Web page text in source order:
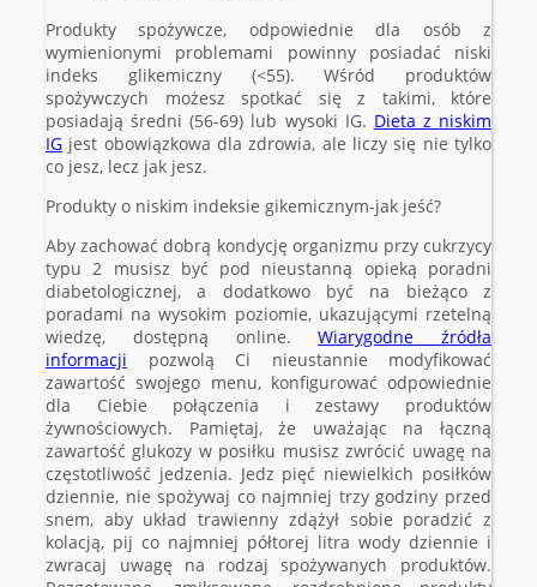
Produkty spożywcze, odpowiednie dla osób z
wymienionymi problemami powinny posiadać niski
indeks glikemiczny (<55). Wśród produktów
spożywczych możesz spotkać się z takimi, które
posiadają średni (56-69) lub wysoki IG. Dieta z niskim
IG jest obowiązkowa dla zdrowia, ale liczy się nie tylko
co jesz, lecz jak jesz.
Produkty o niskim indeksie gikemicznym-jak jeść?
Aby zachować dobrą kondycję organizmu przy cukrzycy
typu 2 musisz być pod nieustanną opieką poradni
diabetologicznej, a dodatkowo być na bieżąco z
poradami na wysokim poziomie, ukazującymi rzetelną
wiedzę, dostępną online.Wiarygodne źródła
informacji pozwolą Ci nieustannie modyfikować
zawartość swojego menu, konfigurować odpowiednie
dla Ciebie połączenia i zestawy produktów
żywnościowych. Pamiętaj, że uważając na łączną
zawartość glukozy w posiłku musisz zwrócić uwagę na
częstotliwość jedzenia. Jedz pięć niewielkich posiłków
dziennie, nie spożywaj co najmniej trzy godziny przed
snem, aby układ trawienny zdążył sobie poradzić z
kolacją, pij co najmniej półtorej litra wody dziennie i
zwracaj uwagę na rodzaj spożywanych produktów.